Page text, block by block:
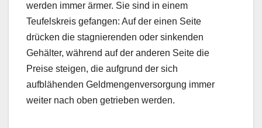
werden immer ärmer. Sie sind in einem
Teufelskreis gefangen: Auf der einen Seite
drücken die stagnierenden oder sinkenden
Gehälter, während auf der anderen Seite die
Preise steigen, die aufgrund der sich
aufblähenden Geldmengenversorgung immer
weiter nach oben getrieben werden.